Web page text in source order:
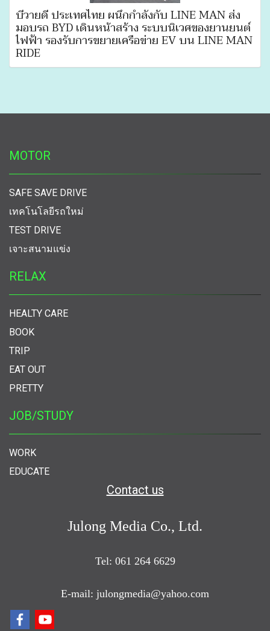
บีวายดี ประเทศไทย ผนึกกำลังกับ LINE MAN ส่ง
มอบรถ BYD เดินหน้าสร้าง ระบบนิเวศของยานยนต์
ไฟฟ้า รองรับการขยายเครือข่าย EV บน LINE MAN
RIDE
MOTOR
SAFE SAVE DRIVE
เทคโนโลยีรถใหม่
TEST DRIVE
เจาะสนามแข่ง
RELAX
HEALTY CARE
BOOK
TRIP
EAT OUT
PRETTY
JOB/STUDY
WORK
EDUCATE
Contact us
Julong Media Co., Ltd.
Tel: 061 264 6629
E-mail: julongmedia@yahoo.com